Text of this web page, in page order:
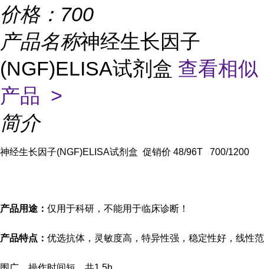
价格： 700
产品名称神经生长因子
(NGF)ELISA试剂盒 查看相似
产品 >
简介
神经生长因子(NGF)ELISA试剂盒 促销价 48/96T 700/1200
产品用途： 仅用于科研，不能用于临床诊断！
产品特点： 优选抗体，灵敏度高，特异性强，稳定性好，线性范